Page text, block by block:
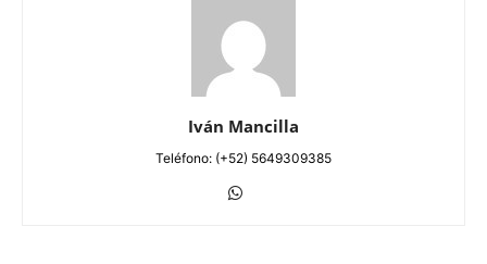
Iván Mancilla
Teléfono: (+52) 5649309385